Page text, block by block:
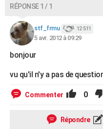
CARTE DE VOEUX
Carte de Noël
Carte Bonne année
Carte Saint-Valentin
Carte Pâques
Carte d'anniversaire
DICTIONNAIRE
Dictionnaire
Biographies
Citations
Expressions
Proverbes
AVIS DE DÉCÈS
RÉPONSE 1 / 1
stf_frmu 12 511
5 avr. 2012 à 09:29
bonjour
vu qu'il n'y a pas de
Commenter 0
Répondre